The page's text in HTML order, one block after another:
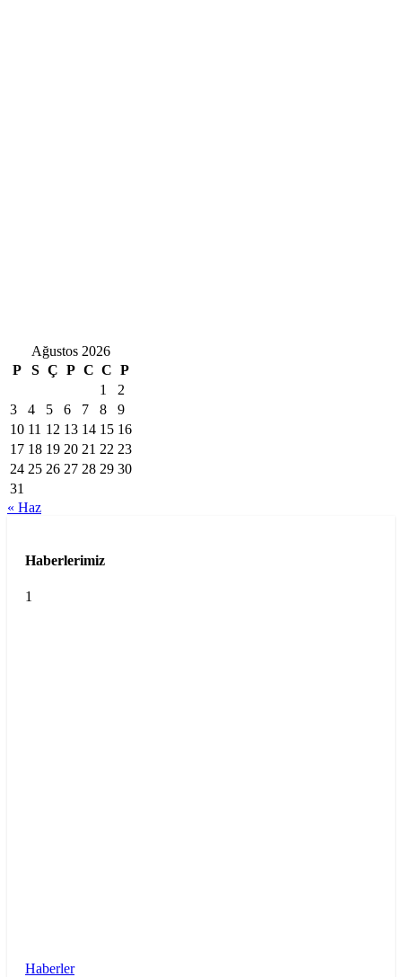
Ağustos 2026
P
S Ç P C C P
1
2
3
4 5 6 7 8
9
10 11 12 13 14 15 16
17 18 19 20 21 22 23
24 25 26 27 28 29 30
31
« Haz
Haberlerimiz
1
Haberler